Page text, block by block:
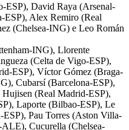
ESP), David Raya (Arsenal-
ESP), Alex Remiro (Real
(Chelsea-ING) e Leo Román
ING), Llorente
(Celta de Vigo-ESP),
ESP), Víctor Gómez (Braga-
Cubarsí (Barcelona-ESP),
(Real Madrid-ESP),
Laporte (Bilbao-ESP), Le
Pau Torres (Aston Villa-
Cucurella (Chelsea-